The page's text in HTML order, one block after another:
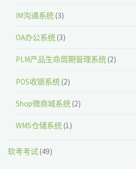
IM沟通系统(3)
OA办公系统(3)
PLM产品生命周期管理系统(2)
POS收银系统(2)
Shop微商城系统(2)
WMS仓储系统(1)
软考考试(49)